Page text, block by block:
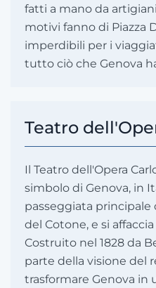
fatti a mano da
motivi fanno di Piazza
imperdibili per i
tutto ciò che Genova
Teatro
Il Teatro dell'Opera
simbolo di Genova, in
passeggiata principale
del Cotone, e si
Costruito nel 1828 da
parte della visione del
trasformare Genova in